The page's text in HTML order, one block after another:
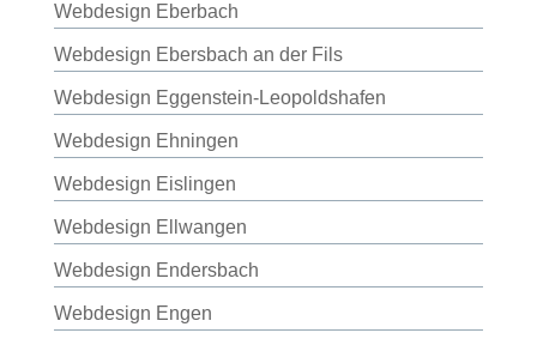
Webdesign Eberbach
Webdesign Ebersbach an der Fils
Webdesign Eggenstein-Leopoldshafen
Webdesign Ehningen
Webdesign Eislingen
Webdesign Ellwangen
Webdesign Endersbach
Webdesign Engen